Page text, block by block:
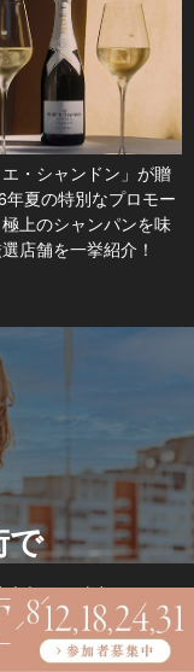
エ・シャンドン」が贈
年夏の特別なプロモー
上のシャンパンを味
店舗を一挙紹介！
で
本木には、東京ミッドタ
場所がある。